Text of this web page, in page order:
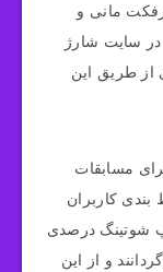
مانی و
سایت شارژ
از طریق این
مسابقات
کاربران
شوتینگ درصدی
و از این